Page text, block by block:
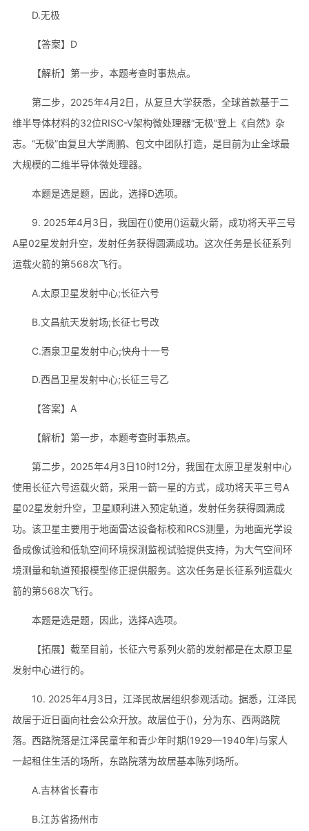
D.无极
【答案】D
【解析】第一步，本题考查时事热点。
第二步，2025年4月2日，从复旦大学获悉，全球首款基于二
维半导体材料的32位RISC-V架构微处理器“无极”登上《自然》杂
志。“无极”由复旦大学周鹏、包文中团队打造，是目前为止全球最
大规模的二维半导体微处理器。
本题是选是题，因此，选择D选项。
9. 2025年4月3日，我国在()使用()运载火箭，成功将天平三号
A星02星发射升空，发射任务获得圆满成功。这次任务是长征系列
运载火箭的第568次飞行。
A.太原卫星发射中心;长征六号
B.文昌航天发射场;长征七号改
C.酒泉卫星发射中心;快舟十一号
D.西昌卫星发射中心;长征三号乙
【答案】A
【解析】第一步，本题考查时事热点。
第二步，2025年4月3日10时12分，我国在太原卫星发射中心
使用长征六号运载火箭，采用一箭一星的方式，成功将天平三号A
星02星发射升空，卫星顺利进入预定轨道，发射任务获得圆满成
功。该卫星主要用于地面雷达设备标校和RCS测量，为地面光学设
备成像试验和低轨空间环境探测监视试验提供支持，为大气空间环
境测量和轨道预报模型修正提供服务。这次任务是长征系列运载火
箭的第568次飞行。
本题是选是题，因此，选择A选项。
【拓展】截至目前，长征六号系列火箭的发射都是在太原卫星
发射中心进行的。
10. 2025年4月3日，江泽民故居组织参观活动。据悉，江泽民
故居于近日面向社会公众开放。故居位于()，分为东、西两路院
落。西路院落是江泽民童年和青少年时期(1929—1940年)与家人
一起租住生活的场所，东路院落为故居基本陈列场所。
A.吉林省长春市
B.江苏省扬州市